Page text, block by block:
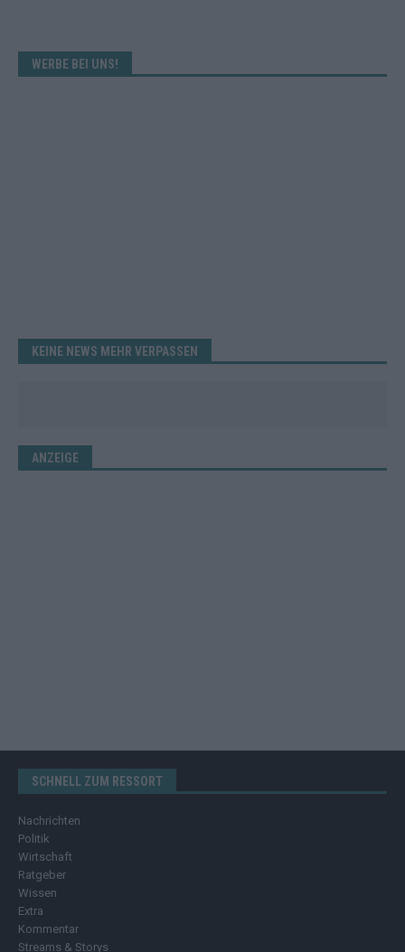
WERBE BEI UNS!
KEINE NEWS MEHR VERPASSEN
ANZEIGE
SCHNELL ZUM RESSORT
Nachrichten
Politik
Wirtschaft
Ratgeber
Wissen
Extra
Kommentar
Streams & Storys